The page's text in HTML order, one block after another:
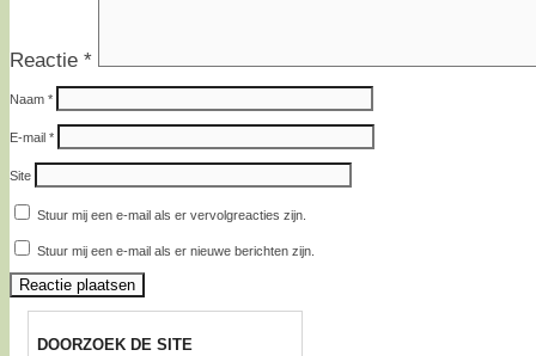
Reactie *
Naam *
E-mail *
Site
Stuur mij een e-mail als er vervolgreacties zijn.
Stuur mij een e-mail als er nieuwe berichten zijn.
DOORZOEK DE SITE